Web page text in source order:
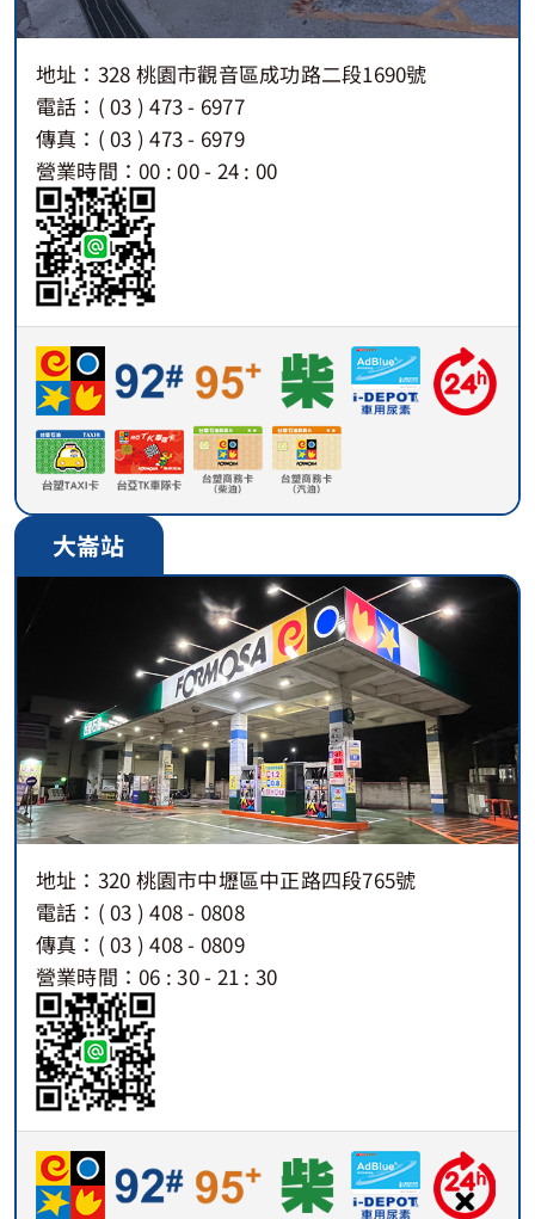
地址：328 桃園市觀音區成功路二段1690號
電話：( 03 ) 473 - 6977
傳真：( 03 ) 473 - 6979
營業時間：00 : 00 - 24 : 00
大崙站
地址：320 桃園市中壢區中正路四段765號
電話：( 03 ) 408 - 0808
傳真：( 03 ) 408 - 0809
營業時間：06 : 30 - 21 : 30